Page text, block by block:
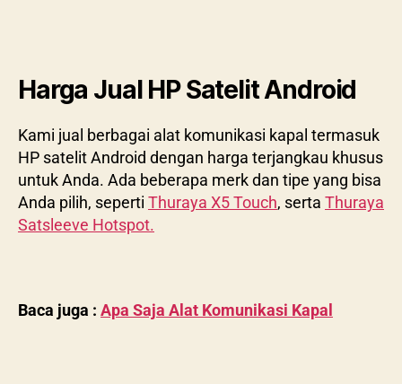
Harga Jual HP Satelit Android
Kami jual berbagai alat komunikasi kapal termasuk
HP satelit Android dengan harga terjangkau khusus
untuk Anda. Ada beberapa merk dan tipe yang bisa
Anda pilih, seperti Thuraya X5 Touch, serta Thuraya
Satsleeve Hotspot.
Baca juga : Apa Saja Alat Komunikasi Kapal